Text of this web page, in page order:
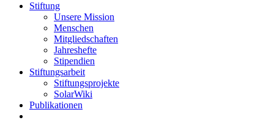
Stiftung
Unsere Mission
Menschen
Mitgliedschaften
Jahreshefte
Stipendien
Stiftungsarbeit
Stiftungsprojekte
SolarWiki
Publikationen